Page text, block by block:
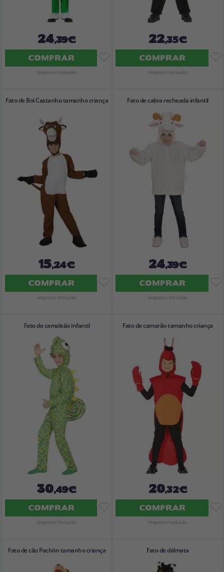
24,39€
COMPRAR
Imposto Incluído
22,35€
COMPRAR
Imposto Incluído
Fato de Boi Castanho tamanho criança
15,24€
COMPRAR
Imposto Incluído
Fato de cabra recheada infantil
24,39€
COMPRAR
Imposto Incluído
Fato de camaleão infantil
30,49€
COMPRAR
Imposto Incluído
Fato de camarão tamanho criança
20,32€
COMPRAR
Imposto Incluído
Fato de cão Pachón tamanho criança Fato de dálmata